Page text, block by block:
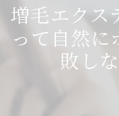
増毛エクス
って自然に
敗し